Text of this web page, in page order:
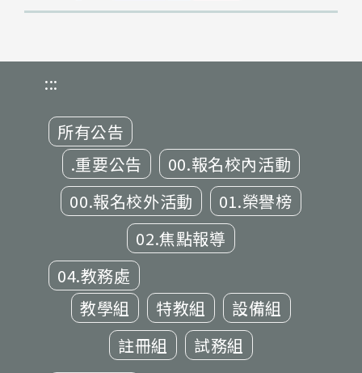
:::
所有公告
.重要公告
00.報名校內活動
00.報名校外活動
01.榮譽榜
02.焦點報導
04.教務處
教學組
特教組
設備組
註冊組
試務組